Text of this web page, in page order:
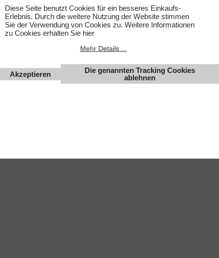
werden. Abbildungen können ähnlich sein. Abgebildetes
Zubehör gehört nicht zum Lieferumfang. Eingetragene
Warenzeichen und Logos sind Eigentum des jeweiligen
Inhabers.
Änderungen, Irrtümer und Zwischenverkauf vorbehalten.
Diese Seite benutzt Cookies für ein besseres Einkaufs-
Erlebnis. Durch die weitere Nutzung der Website stimmen
Sie der Verwendung von Cookies zu. Weitere Informationen
zu Cookies erhalten Sie hier
Mehr Details ...
Akzeptieren
Die genannten Tracking Cookies
ablehnen